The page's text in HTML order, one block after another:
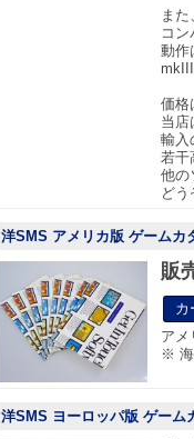
ま
コン
動作
価格
当店
輸入
若干
他の
ど
洋SMS アメリカ版 ゲームカ
販
アメ
※ 海
洋SMS ヨーロッパ版 ゲーム